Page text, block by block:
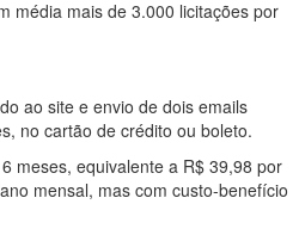
média mais de 3.000 licitações por
ao site e envio de dois emails
no cartão de crédito ou boleto.
meses, equivalente a R$ 39,98 por
mensal, mas com custo-benefício